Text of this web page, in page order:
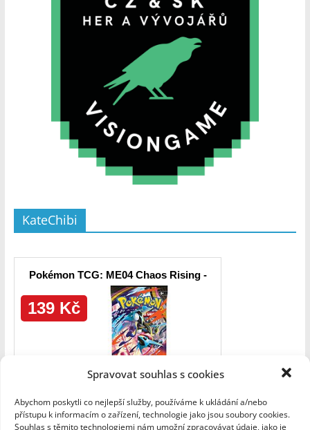
Spravovat souhlas s cookies
Abychom poskytli co nejlepší služby, používáme k ukládání a/nebo
přístupu k informacím o zařízení, technologie jako jsou soubory cookies.
Souhlas s těmito technologiemi nám umožní zpracovávat údaje, jako je
KateChibi